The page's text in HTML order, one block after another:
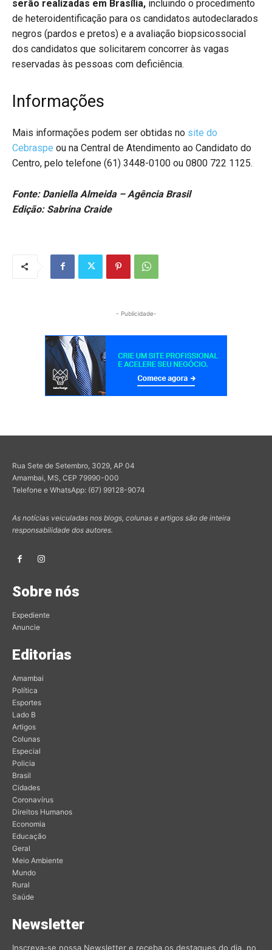
serão realizadas em Brasília, incluindo o procedimento
de heteroidentificação para os candidatos autodeclarados
negros (pardos e pretos) e a avaliação biopsicossocial
dos candidatos que solicitarem concorrer às vagas
reservadas às pessoas com deficiência.
Informações
Mais informações podem ser obtidas no site do
Cebraspe ou na Central de Atendimento ao Candidato do
Centro, pelo telefone (61) 3448-0100 ou 0800 722 1125.
Fonte: Daniella Almeida – Agência Brasil
Edição: Sabrina Craide
- Publicidade-
Rua Sete de Setembro, 3029, AP 04
Amambai, MS, CEP 79990-000
Telefone e WhatsApp: (67) 99128-9074
As notícias veiculadas nos blogs, colunas e artigos são de inteira
responsabilidade dos autores.
Sobre nós
Expediente
Anuncie
Editorias
Amambai
Política
Esportes
Lado B
Artigos
Colunas
Especial
Policia
Brasil
Cidades
Coronavírus
Direitos Humanos
Economia
Educação
Geral
Meio Ambiente
Mundo
Rural
Saúde
Newsletter
Inscreva-se nossa Newsletter e receba os destaques do dia, no